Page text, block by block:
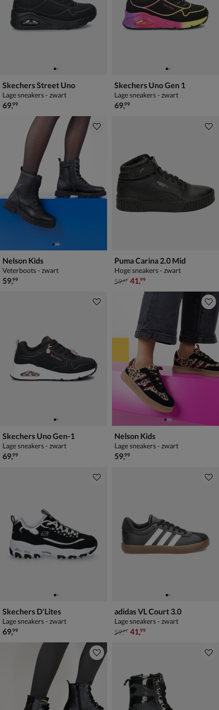
Skechers Street Uno
Lage sneakers - zwart
€ 69,99
69,99
Skechers Uno Gen 1
Lage sneakers - zwart
€ 69,99
69,99
Nelson Kids
Veterboots - zwart
€ 59,99
59,99
Puma Carina 2.0 Mid
Hoge sneakers - zwart
van € 59,99 voor € 41,99
59,99 41,99
Skechers Uno Gen-1
Lage sneakers - zwart
€ 69,99
69,99
Nelson Kids
Lage sneakers - zwart
€ 59,99
59,99
Skechers D'Lites
Lage sneakers - zwart
€ 69,99
69,99
adidas VL Court 3.0
Lage sneakers - zwart
van € 59,99 voor € 41,99
59,99 41,99